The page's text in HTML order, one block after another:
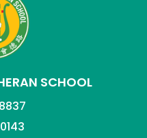
SCHOOL